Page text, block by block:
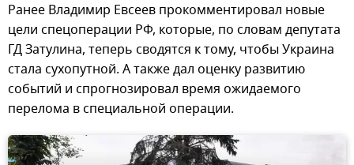
Ранее Владимир Евсеев прокомментировал новые
цели спецоперации РФ, которые, по словам депутата
ГД Затулина, теперь сводятся к тому, чтобы Украина
стала сухопутной. А также дал оценку развитию
событий и спрогнозировал время ожидаемого
перелома в специальной операции.